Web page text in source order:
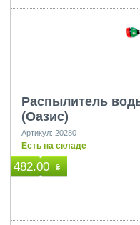
Распылитель
(Оазис)
Артикул: 20280
Есть на складе
482.00 ₴